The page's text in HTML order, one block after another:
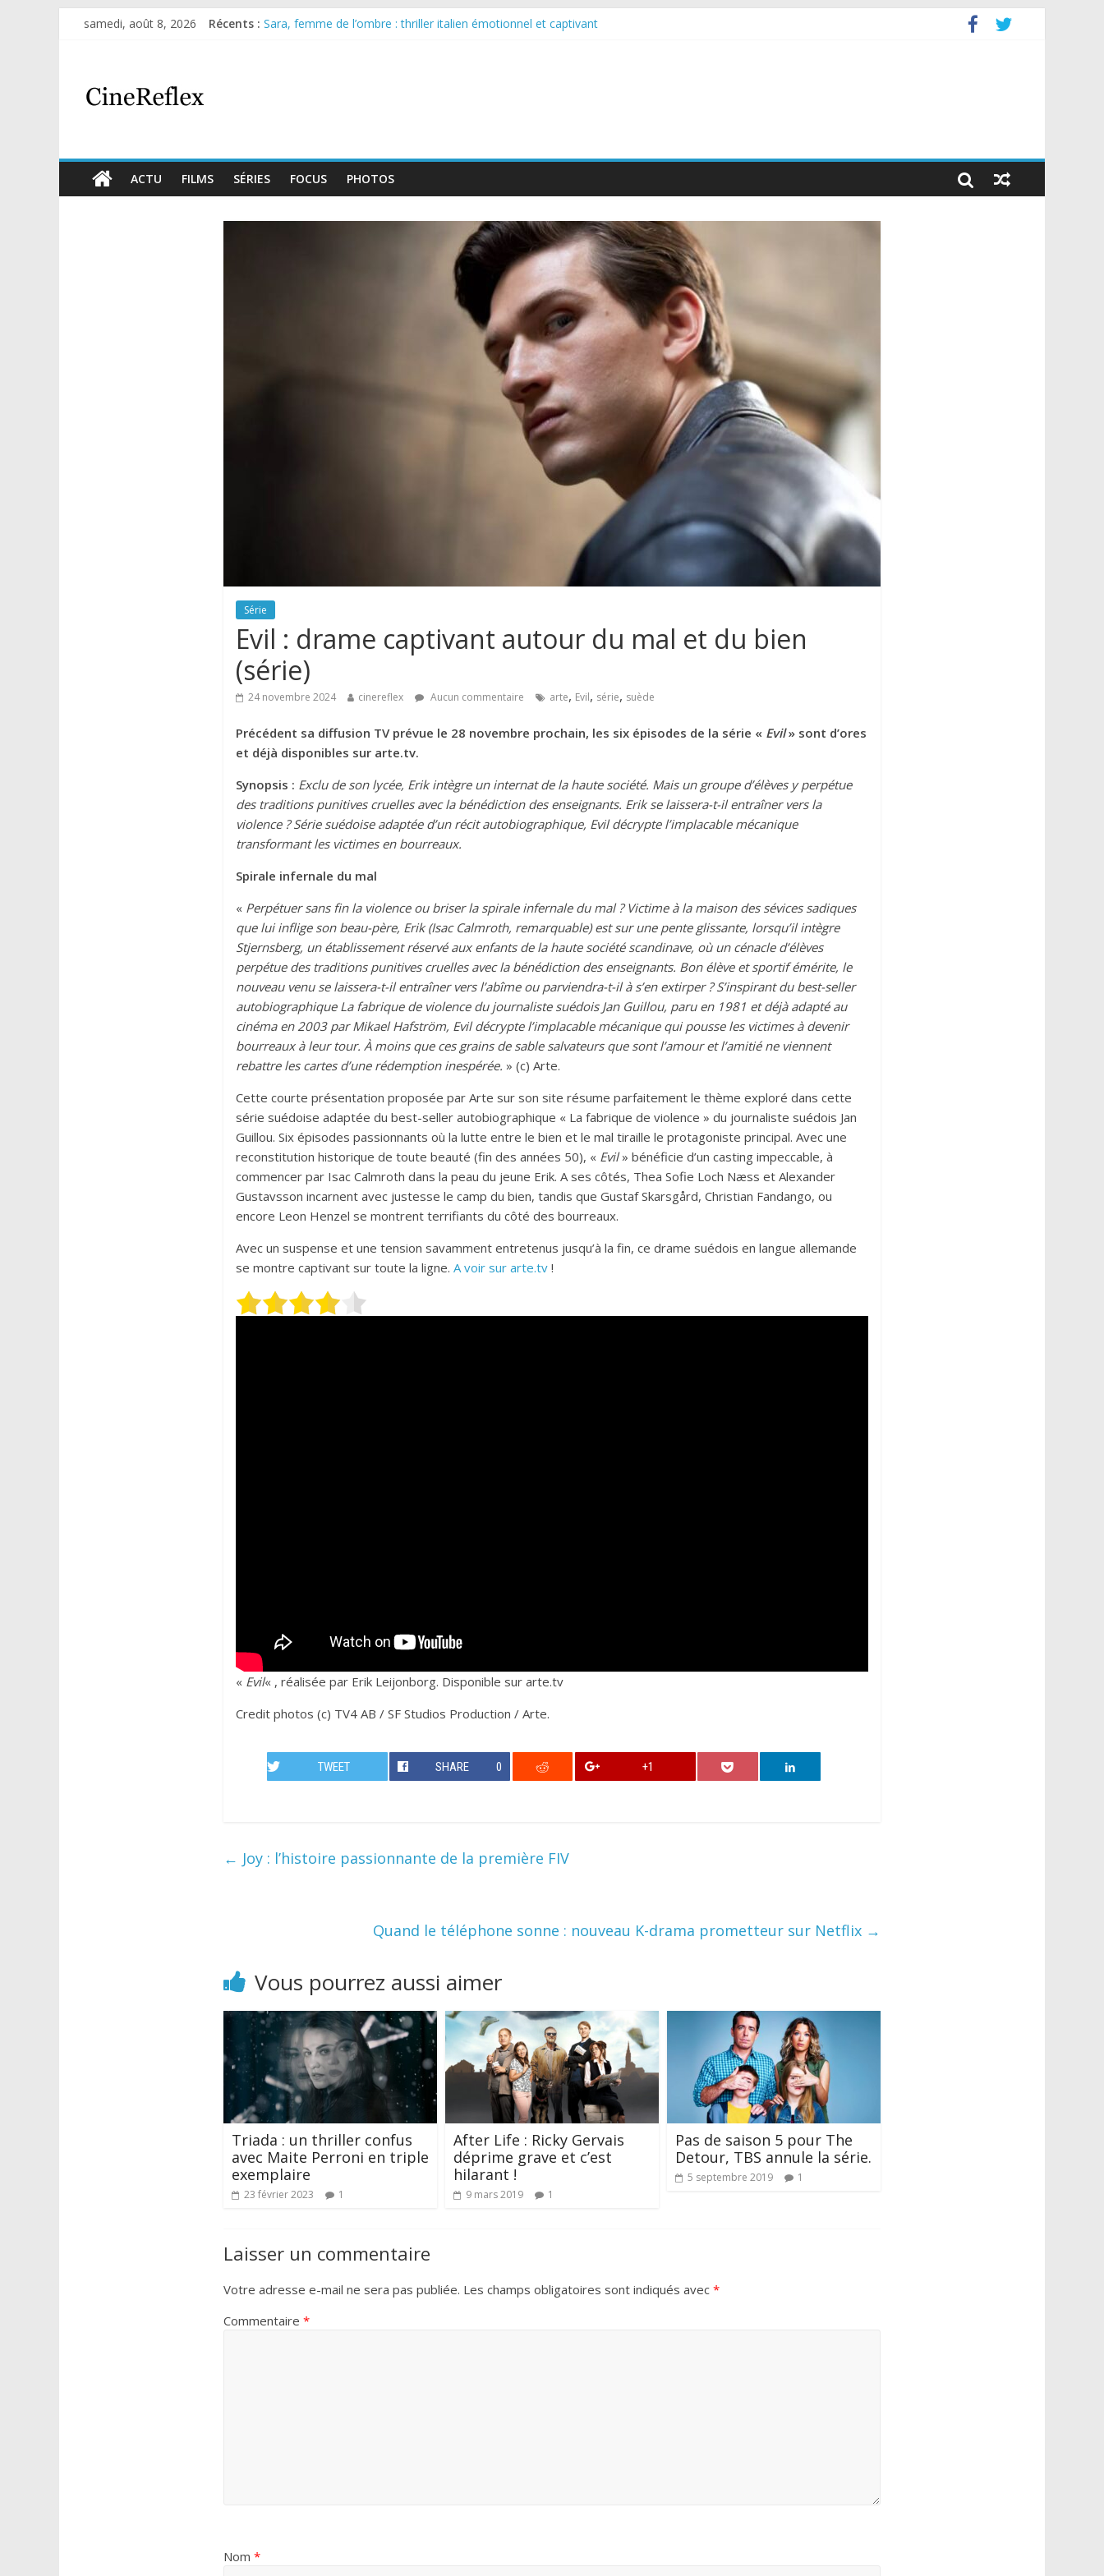
samedi, août 8, 2026 Récents : Sara, femme de l’ombre : thriller italien émotionnel et captivant
ACTU FILMS SÉRIES FOCUS PHOTOS
Série
Evil : drame captivant autour du mal et du bien
(série)
24 novembre 2024 cinereflex Aucun commentaire arte, Evil, série, suède
Précédent sa diffusion TV prévue le 28 novembre prochain, les six épisodes de la série « Evil» sont d’ores
et déjà disponibles sur arte.tv.
Synopsis : Exclu de son lycée, Erik intègre un internat de la haute société. Mais un groupe d’élèves y perpétue
des traditions punitives cruelles avec la bénédiction des enseignants. Erik se laissera-t-il entraîner vers la
violence ? Série suédoise adaptée d’un récit autobiographique, Evil décrypte l’implacable mécanique
transformant les victimes en bourreaux.
Spirale infernale du mal
« Perpétuer sans fin la violence ou briser la spirale infernale du mal ? Victime à la maison des sévices sadiques
que lui inflige son beau-père, Erik (Isac Calmroth, remarquable) est sur une pente glissante, lorsqu’il intègre
Stjernsberg, un établissement réservé aux enfants de la haute société scandinave, où un cénacle d’élèves
perpétue des traditions punitives cruelles avec la bénédiction des enseignants. Bon élève et sportif émérite, le
nouveau venu se laissera-t-il entraîner vers l’abîme ou parviendra-t-il à s’en extirper ? S’inspirant du best-seller
autobiographique La fabrique de violence du journaliste suédois Jan Guillou, paru en 1981 et déjà adapté au
cinéma en 2003 par Mikael Hafström, Evil décrypte l’implacable mécanique qui pousse les victimes à devenir
bourreaux à leur tour. À moins que ces grains de sable salvateurs que sont l’amour et l’amitié ne viennent
rebattre les cartes d’une rédemption inespérée. » (c) Arte.
Cette courte présentation proposée par Arte sur son site résume parfaitement le thème exploré dans cette
série suédoise adaptée du best-seller autobiographique « La fabrique de violence » du journaliste suédois Jan
Guillou. Six épisodes passionnants où la lutte entre le bien et le mal tiraille le protagoniste principal. Avec une
reconstitution historique de toute beauté (fin des années 50), « Evil» bénéficie d’un casting impeccable, à
commencer par Isac Calmroth dans la peau du jeune Erik. A ses côtés, Thea Sofie Loch Næss et Alexander
Gustavsson incarnent avec justesse le camp du bien, tandis que Gustaf Skarsgård, Christian Fandango, ou
encore Leon Henzel se montrent terrifiants du côté des bourreaux.
Avec un suspense et une tension savamment entretenus jusqu’à la fin, ce drame suédois en langue allemande
se montre captivant sur toute la ligne. A voir sur arte.tv !
« Evil« , réalisée par Erik Leijonborg. Disponible sur arte.tv
Credit photos (c) TV4 AB / SF Studios Production / Arte.
TWEET SHARE 0 +1
← Joy : l’histoire passionnante de la première FIV
Quand le téléphone sonne : nouveau K-drama prometteur sur Netflix →
Vous pourrez aussi aimer
Triada : un thriller confus
avec Maite Perroni en triple
exemplaire
23 février 2023 1
After Life : Ricky Gervais
déprime grave et c’est
hilarant !
9 mars 2019 1
Pas de saison 5 pour The
Detour, TBS annule la série.
5 septembre 2019 1
Laisser un commentaire
Votre adresse e-mail ne sera pas publiée. Les champs obligatoires sont indiqués avec *
Commentaire *
Nom *